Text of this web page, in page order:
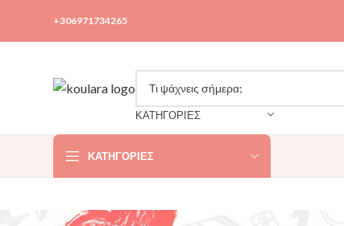
+306971734265
ΚΑΤΗΓΟΡΙΕΣ
ΚΑΤΗΓΟΡΊΕΣ